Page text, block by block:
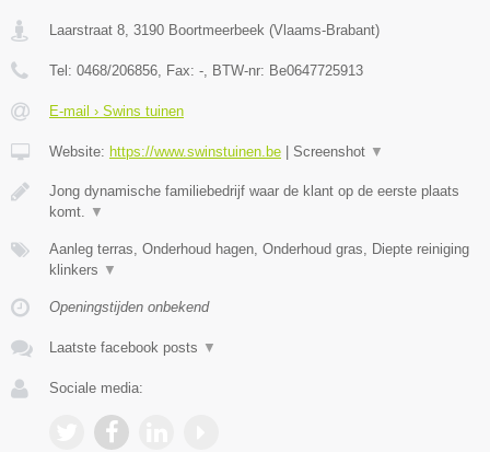
Laarstraat 8, 3190 Boortmeerbeek (Vlaams-Brabant)
Tel: 0468/206856, Fax: -, BTW-nr: Be0647725913
E-mail › Swins tuinen
Website: https://www.swinstuinen.be Screenshot ▼
Jong dynamische familiebedrijf waar de klant op de eerste plaats
komt. ▼
Aanleg terras, Onderhoud hagen, Onderhoud gras, Diepte reiniging
klinkers ▼
Openingstijden onbekend
Laatste facebook posts ▼
Sociale media: